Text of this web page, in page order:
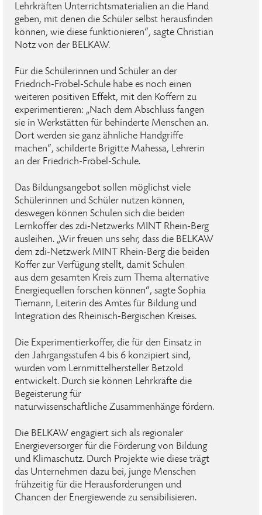
Lehrkräften Unterrichtsmaterialien an die Hand
geben, mit denen die Schüler selbst herausfinden
können, wie diese funktionieren“, sagte Christian
Notz von der BELKAW.
Für die Schülerinnen und Schüler an der
Friedrich-Fröbel-Schule habe es noch einen
weiteren positiven Effekt, mit den Koffern zu
experimentieren: „Nach dem Abschluss fangen
sie in Werkstätten für behinderte Menschen an.
Dort werden sie ganz ähnliche Handgriffe
machen“, schilderte Brigitte Mahessa, Lehrerin
an der Friedrich-Fröbel-Schule.
Das Bildungsangebot sollen möglichst viele
Schülerinnen und Schüler nutzen können,
deswegen können Schulen sich die beiden
Lernkoffer des zdi-Netzwerks MINT Rhein-Berg
ausleihen. „Wir freuen uns sehr, dass die BELKAW
dem zdi-Netzwerk MINT Rhein-Berg die beiden
Koffer zur Verfügung stellt, damit Schulen
aus dem gesamten Kreis zum Thema alternative
Energiequellen forschen können“, sagte Sophia
Tiemann, Leiterin des Amtes für Bildung und
Integration des Rheinisch-Bergischen Kreises.
Die Experimentierkoffer, die für den Einsatz in
den Jahrgangsstufen 4 bis 6 konzipiert sind,
wurden vom Lernmittelhersteller Betzold
entwickelt. Durch sie können Lehrkräfte die
Begeisterung für
naturwissenschaftliche Zusammenhänge fördern.
Die BELKAW engagiert sich als regionaler
Energieversorger für die Förderung von Bildung
und Klimaschutz. Durch Projekte wie diese trägt
das Unternehmen dazu bei, junge Menschen
frühzeitig für die Herausforderungen und
Chancen der Energiewende zu sensibilisieren.